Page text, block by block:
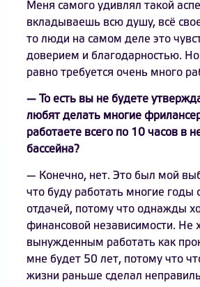
Меня самого удивлял такой
вкладываешь всю душу, всё
то люди на самом деле это
доверием и благодарностью.
равно требуется очень много
— То есть вы не будете
любят делать многие
работаете всего по 10 часов в
бассейна?
— Конечно, нет. Это был мой
что буду работать многие годы
отдачей, потому что однажды
финансовой независимости. Не
вынужденным работать как
мне будет 50 лет, потому что
жизни раньше сделал